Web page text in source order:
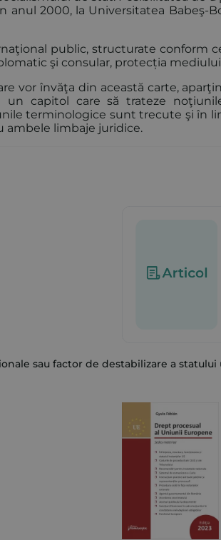
2000, la Universitatea Babeş-
public, structurate conform
şi consular, protecția
vor învăţa din această carte,
capitol care să trateze
terminologice sunt trecute şi în
ambele limbaje juridice.
sau factor de destabilizare a statului